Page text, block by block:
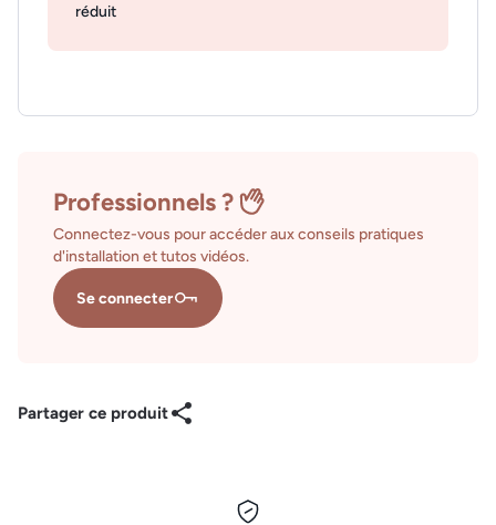
réduit
Professionnels ?
Connectez-vous pour accéder aux conseils pratiques
d'installation et tutos vidéos.
Se connecter
Partager ce produit